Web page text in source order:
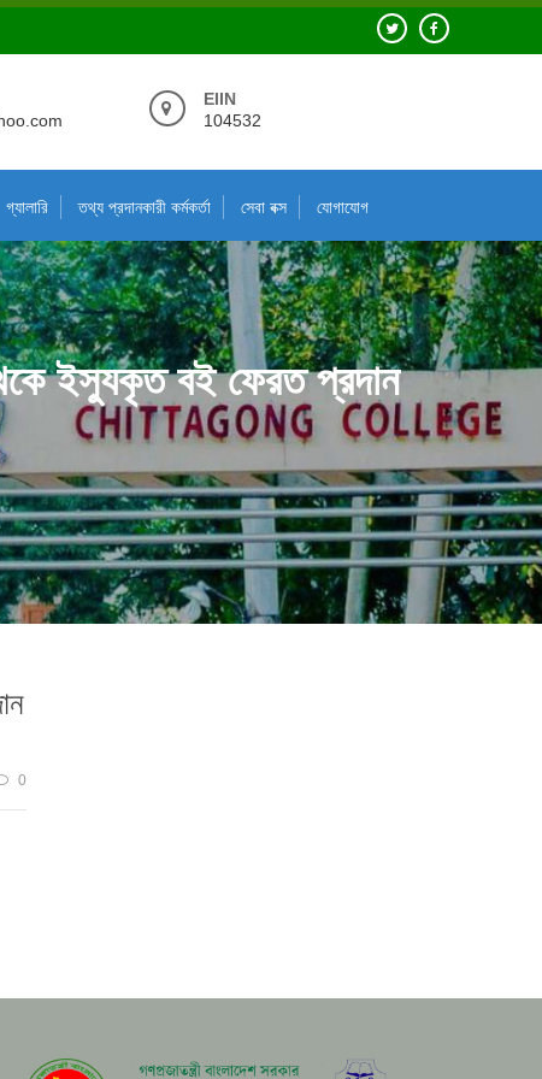
EIIN
104532
গ্যালারি তথ্য প্রদানকারী কর্মকর্তা সেবা বক্স যোগাযোগ
থেকে ইস্যুকৃত বই ফেরত প্রদান
0